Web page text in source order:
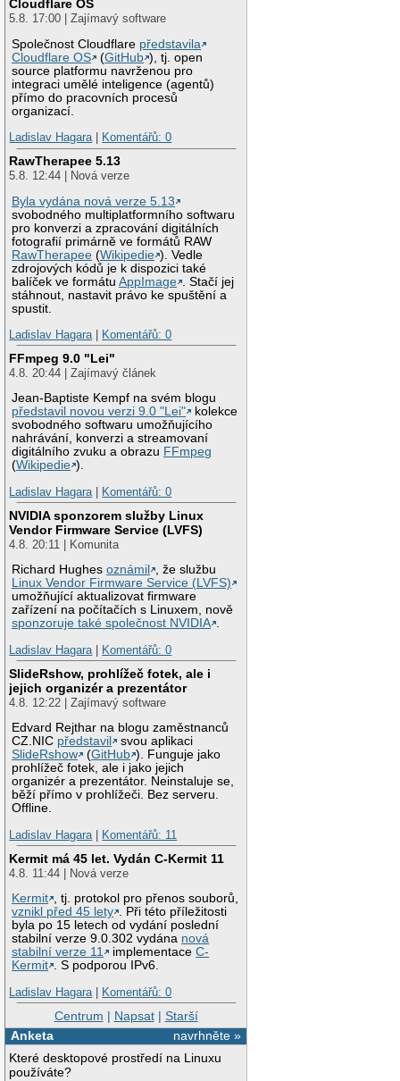
Cloudflare OS
5.8. 17:00 | Zajímavý software
Společnost Cloudflare představila
Cloudflare OS
(GitHub ), tj. open
source platformu navrženou pro
integraci umělé inteligence (agentů)
přímo do pracovních procesů
organizací.
Ladislav Hagara| Komentářů: 0
RawTherapee 5.13
5.8. 12:44 | Nová verze
Byla vydána nová verze 5.13
svobodného multiplatformního softwaru
pro konverzi a zpracování digitálních
fotografií primárně ve formátů RAW
RawTherapee (Wikipedie ). Vedle
zdrojových kódů je k dispozici také
balíček ve formátuAppImage
. Stačí jej
stáhnout, nastavit právo ke spuštění a
spustit.
Ladislav Hagara| Komentářů: 0
FFmpeg 9.0 "Lei"
4.8. 20:44 | Zajímavý článek
Jean-Baptiste Kempf na svém blogu
představil novou verzi 9.0 "Lei"
kolekce
svobodného softwaru umožňujícího
nahrávání, konverzi a streamovaní
digitálního zvuku a obrazu FFmpeg
(Wikipedie ).
Ladislav Hagara| Komentářů: 0
NVIDIA sponzorem služby Linux
Vendor Firmware Service (LVFS)
4.8. 20:11 | Komunita
Richard Hughesoznámil
, že službu
Linux Vendor Firmware Service (LVFS)
umožňující aktualizovat firmware
zařízení na počítačích s Linuxem, nově
sponzoruje také společnost NVIDIA .
Ladislav Hagara| Komentářů: 0
SlideRshow, prohlížeč fotek, ale i
jejich organizér a prezentátor
4.8. 12:22 | Zajímavý software
Edvard Rejthar na blogu zaměstnanců
CZ.NIC představil
svou aplikaci
SlideRshow
(GitHub ). Funguje jako
prohlížeč fotek, ale i jako jejich
organizér a prezentátor. Neinstaluje se,
běží přímo v prohlížeči. Bez serveru.
Offline.
Ladislav Hagara| Komentářů: 11
Kermit má 45 let. Vydán C-Kermit 11
4.8. 11:44 | Nová verze
Kermit , tj. protokol pro přenos souborů,
vznikl před 45 lety . Při této příležitosti
byla po 15 letech od vydání poslední
stabilní verze 9.0.302 vydána nová
stabilní verze 11
implementaceC-
Kermit . S podporou IPv6.
Ladislav Hagara| Komentářů: 0
Centrum | Napsat| Starší
navrhněte »
Anketa
Které desktopové prostředí na Linuxu
používáte?